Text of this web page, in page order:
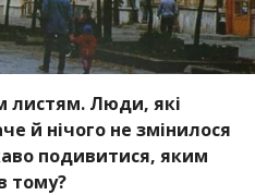
листям. Люди, які
й нічого не змінилося
подивитися, яким
тому?